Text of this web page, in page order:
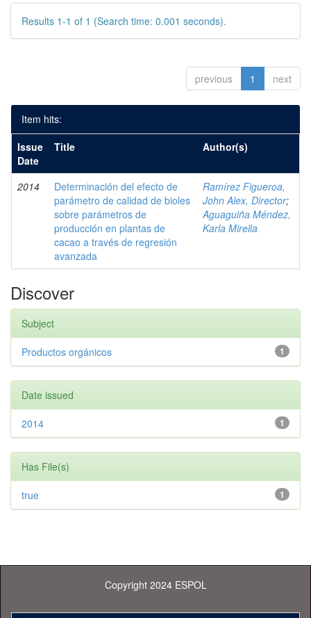
Results 1-1 of 1 (Search time: 0.001 seconds).
previous 1 next
Item hits:
Issue
Date
Title Author(s)
2014
Determinación del efecto de
parámetro de calidad de bioles
sobre parámetros de
producción en plantas de
cacao a través de regresión
avanzada
Ramírez Figueroa,
John Alex, Director;
Aguaguiña Méndez,
Karla Mirella
Discover
Subject
1
Productos orgánicos
Date issued
1
2014
Has File(s)
1
true
Copyright 2024 ESPOL